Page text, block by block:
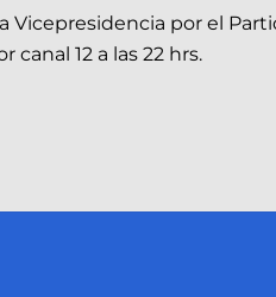
Vicepresidencia por el
canal 12 a las 22 hrs.